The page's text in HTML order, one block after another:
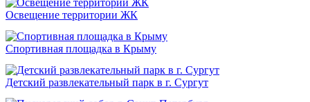
Освещение территории ЖК
Спортивная площадка в Крыму
Детский развлекательный парк в г. Сургут